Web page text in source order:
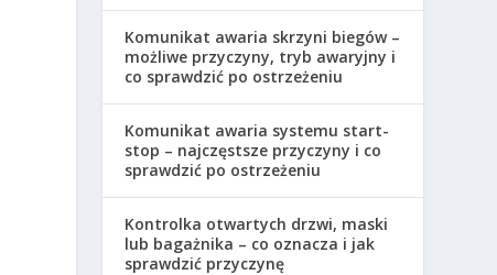
Komunikat awaria skrzyni biegów –
możliwe przyczyny, tryb awaryjny i
co sprawdzić po ostrzeżeniu
Komunikat awaria systemu start-
stop – najczęstsze przyczyny i co
sprawdzić po ostrzeżeniu
Kontrolka otwartych drzwi, maski
lub bagażnika – co oznacza i jak
sprawdzić przyczynę